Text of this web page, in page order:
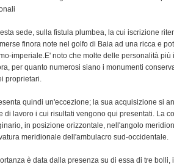
sede, sulla fistula plumbea, la cui iscrizione
finora note nel golfo di Baia ad una ricca e
imperiale.E' noto che molte delle personalità
per quanto numerosi siano i monumenti
proprietari.
quindi un'eccezione; la sua acquisizione si
di lavoro i cui risultati vengono qui presentati. La
in posizione orizzontale, nell'angolo
meridionale dell'ambulacro sud-occidentale.
è data dalla presenza su di essa di tre bolli,